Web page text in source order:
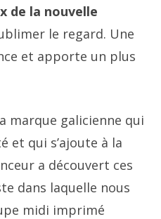
de la nouvelle
le regard. Une
et apporte un plus
marque galicienne qui
et qui s’ajoute à la
a découvert ces
dans laquelle nous
midi imprimé